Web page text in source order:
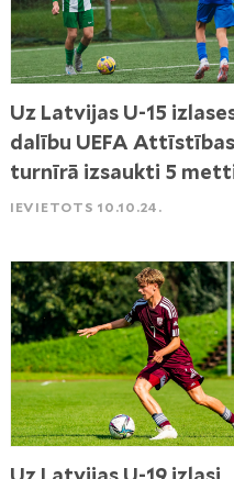
Uz Latvijas U-15
dalību UEFA Attīstības
turnīrā izsaukti 5
IEVIETOTS 10.10.24.